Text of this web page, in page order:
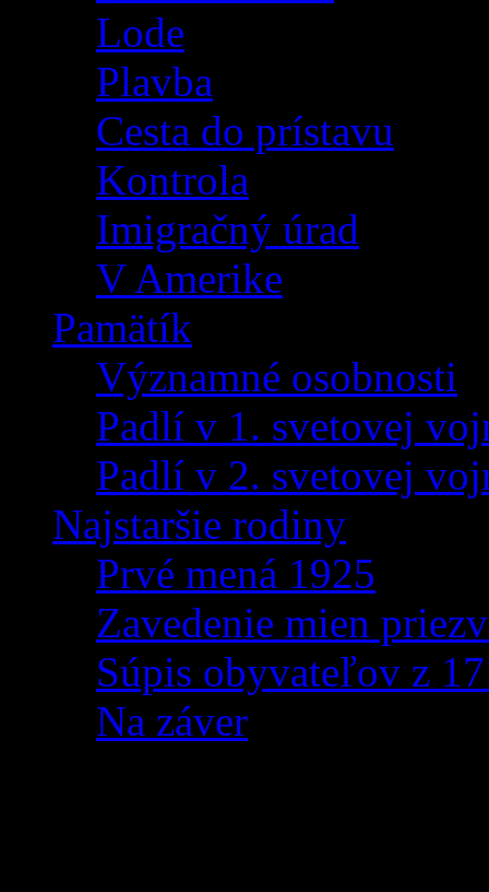
Lode
Plavba
Cesta do prístavu
Kontrola
Imigračný úrad
V Amerike
Pamätík
Významné osobnosti
Padlí v 1. svetovej
Padlí v 2. svetovej
Najstaršie rodiny
Prvé mená 1925
Zavedenie mien
Súpis obyvateľov z
Na záver